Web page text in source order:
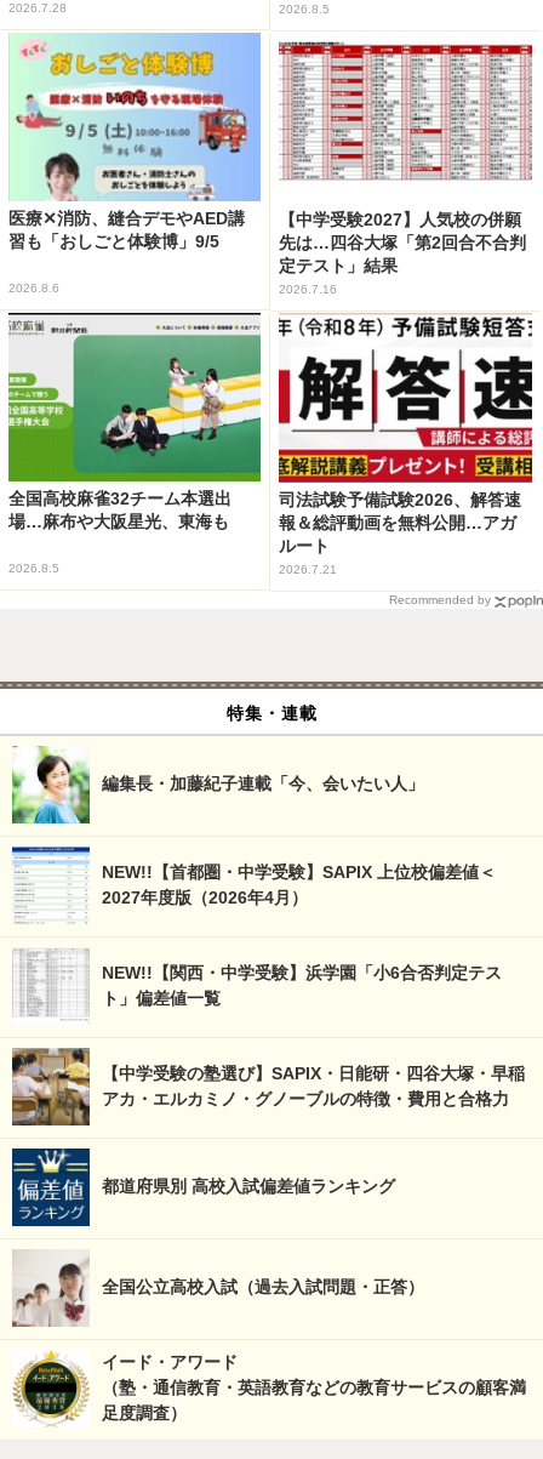
2026.7.28 2026.8.5
医療✕消防、縫合デモやAED講
習も「おしごと体験博」9/5
2026.8.6
【中学受験2027】人気校の併願
先は…四谷大塚「第2回合不合判
定テスト」結果
2026.7.16
全国高校麻雀32チーム本選出
場…麻布や大阪星光、東海も
2026.8.5
司法試験予備試験2026、解答速
報＆総評動画を無料公開…アガ
ルート
2026.7.21
Recommended by
特集・連載
編集長・加藤紀子連載「今、会いたい人」
NEW!!【首都圏・中学受験】SAPIX 上位校偏差値＜
2027年度版（2026年4月）
NEW!!【関西・中学受験】浜学園「小6合否判定テス
ト」偏差値一覧
【中学受験の塾選び】SAPIX・日能研・四谷大塚・早稲
アカ・エルカミノ・グノーブルの特徴・費用と合格力
都道府県別 高校入試偏差値ランキング
全国公立高校入試（過去入試問題・正答）
イード・アワード
（塾・通信教育・英語教育などの教育サービスの顧客満
足度調査）